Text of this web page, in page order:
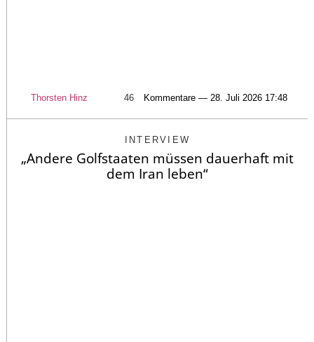
Thorsten Hinz 46 Kommentare — 28. Juli 2026 17:48
INTERVIEW
„Andere Golfstaaten müssen dauerhaft mit
dem Iran leben“